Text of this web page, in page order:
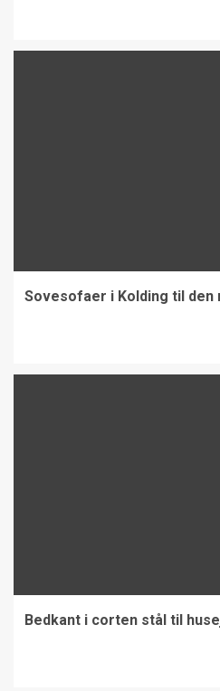
Sovesofaer i Kolding til den
Bedkant i corten stål til